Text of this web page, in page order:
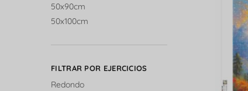
50x90cm
50x100cm
FILTRAR POR EJERCICIOS
Redondo